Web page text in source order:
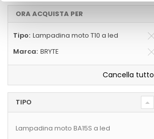
ORA ACQUISTA PER
Tipo Lampadina moto T10 a led
Marca BRYTE
Cancella tutto
TIPO
Lampadina moto BA15S a led